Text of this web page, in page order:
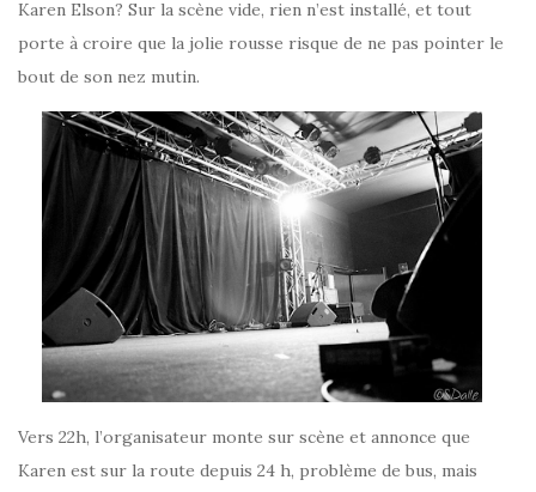
Karen Elson? Sur la scène vide, rien n’est installé, et tout
porte à croire que la jolie rousse risque de ne pas pointer le
bout de son nez mutin.
Vers 22h, l’organisateur monte sur scène et annonce que
Karen est sur la route depuis 24 h, problème de bus, mais